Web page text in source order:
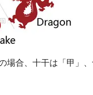
合、十干は「甲」